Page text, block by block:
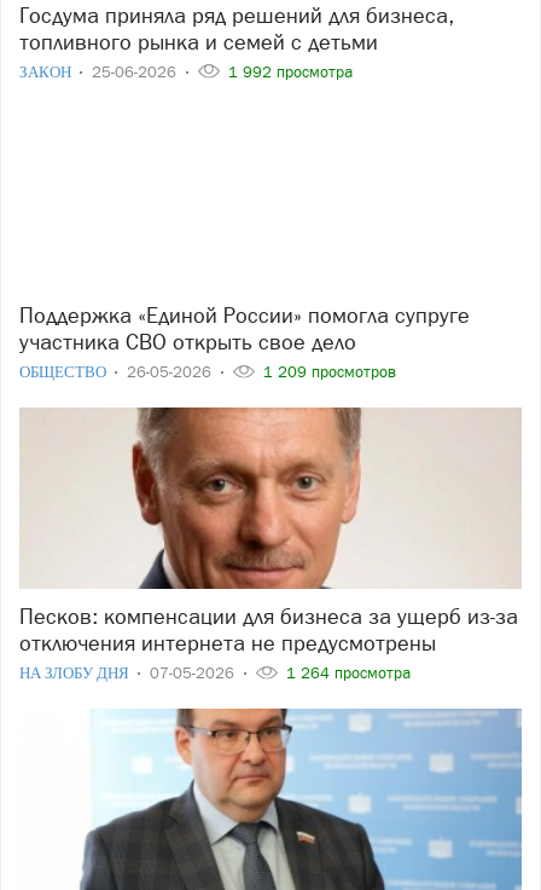
Госдума приняла ряд решений для бизнеса,
топливного рынка и семей с детьми
ЗАКОН 25-06-2026 1 992 просмотра
Поддержка «Единой России» помогла супруге
участника СВО открыть свое дело
ОБЩЕСТВО 26-05-2026 1 209 просмотров
Песков: компенсации для бизнеса за ущерб из-за
отключения интернета не предусмотрены
НА ЗЛОБУ ДНЯ 07-05-2026 1 264 просмотра